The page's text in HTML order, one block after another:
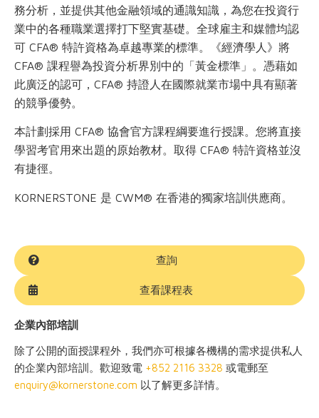
務分析，並提供其他金融領域的通識知識，為您在投資行
業中的各種職業選擇打下堅實基礎。全球雇主和媒體均認
可 CFA® 特許資格為卓越專業的標準。《經濟學人》將
CFA® 課程譽為投資分析界別中的「黃金標準」。憑藉如
此廣泛的認可，CFA® 持證人在國際就業市場中具有顯著
的競爭優勢。
本計劃採用 CFA® 協會官方課程綱要進行授課。您將直接
學習考官用來出題的原始教材。取得 CFA® 特許資格並沒
有捷徑。
KORNERSTONE 是 CWM® 在香港的獨家培訓供應商。
查詢
查看課程表
企業內部培訓
除了公開的面授課程外，我們亦可根據各機構的需求提供私人
的企業內部培訓。歡迎致電 +852 2116 3328 或電郵至
enquiry@kornerstone.com 以了解更多詳情。